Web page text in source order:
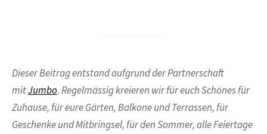
Dieser Beitrag entstand aufgrund der Partnerschaft
mitJumbo. Regelmässig kreieren wir für euch Schönes für
Zuhause, für eure Gärten, Balkone und Terrassen, für
Geschenke und Mitbringsel, für den Sommer, alle Feiertage